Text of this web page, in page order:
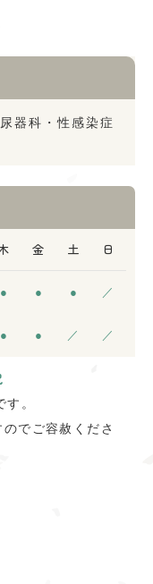
器科・性感染症
金 土 日
● ● ● ／
● ● ／ ／
。
でご容赦くださ